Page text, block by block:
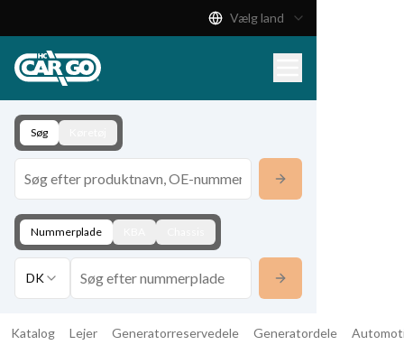
Download
Kontakt
Vælg land
Søg
Nummerplade
DK
Katalog Lejer Generatorreservedele Generatordele